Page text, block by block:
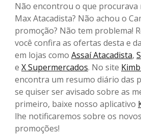
Não encontrou o que
Max Atacadista? Não achou o
promoção? Não tem problema!
você confira as ofertas desta e
em lojas como Assaí Atacadista,
e X Supermercados. No site
encontra um resumo diário das
se quiser ser avisado sobre as
primeiro, baixe nosso aplicativo
lhe notificaremos sobre os
promoções!